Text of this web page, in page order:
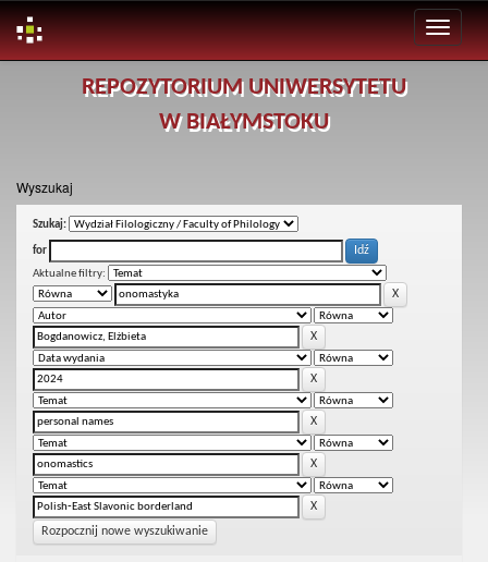
REPOZYTORIUM UNIWERSYTETU
W BIAŁYMSTOKU
Wyszukaj
Szukaj:
for
Aktualne filtry:
Rozpocznij nowe wyszukiwanie